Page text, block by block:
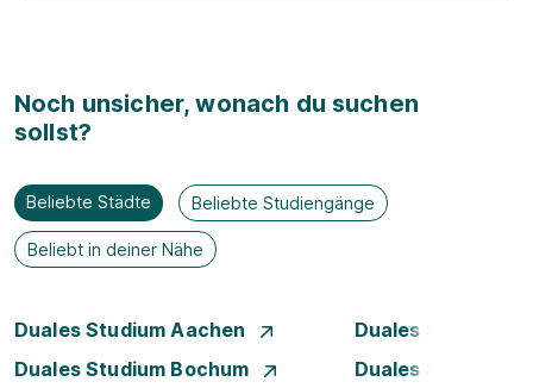
Noch unsicher, wonach du suchen
sollst?
Beliebte Städte Beliebte Studiengänge
Beliebt in deiner Nähe
Duales Studium Aachen
Duales Studium
Duales Studium Bochum
Duales Studium